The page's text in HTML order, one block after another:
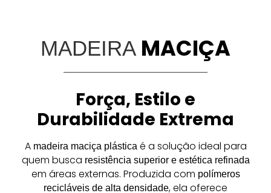
MADEIRA MACIÇA
Força, Estilo e
Durabilidade Extrema
A madeira maciça plásticaé a solução ideal para
quem busca resistência superior e estética refinada
em áreas externas. Produzida com polímeros
recicláveis de alta densidade, ela oferece